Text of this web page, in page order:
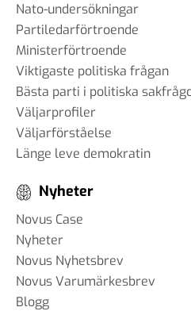
Nato-undersökningar
Partiledarförtroende
Ministerförtroende
Viktigaste politiska frågan
Bästa parti i politiska
Väljarprofiler
Väljarförståelse
Länge leve demokratin
Nyheter
Novus Case
Nyheter
Novus Nyhetsbrev
Novus Varumärkesbrev
Blogg